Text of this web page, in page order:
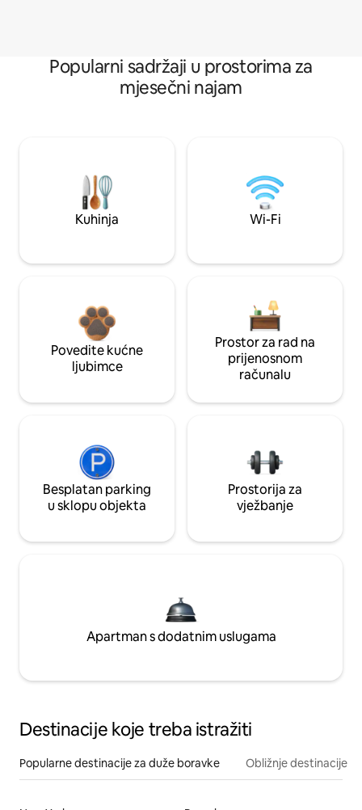
Popularni sadržaji u prostorima za
mjesečni najam
Kuhinja Wi-Fi
Povedite kućne
ljubimce
Prostor za rad na
prijenosnom
računalu
Besplatan parking
u sklopu objekta
Prostorija za
vježbanje
Apartman s dodatnim uslugama
Destinacije koje treba istražiti
Popularne destinacije za duže boravke Obližnje destinacije